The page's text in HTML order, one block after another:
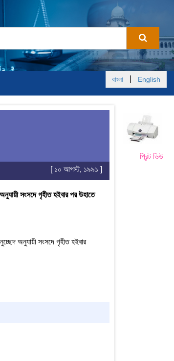
বাংলা English
প্রিন্ট ভিউ
[ ১০ আগস্ট, ১৯৯১ ]
সংসদে গৃহীত হইবার পর উহাতে
অনুযায়ী সংসদে গৃহীত হইবার